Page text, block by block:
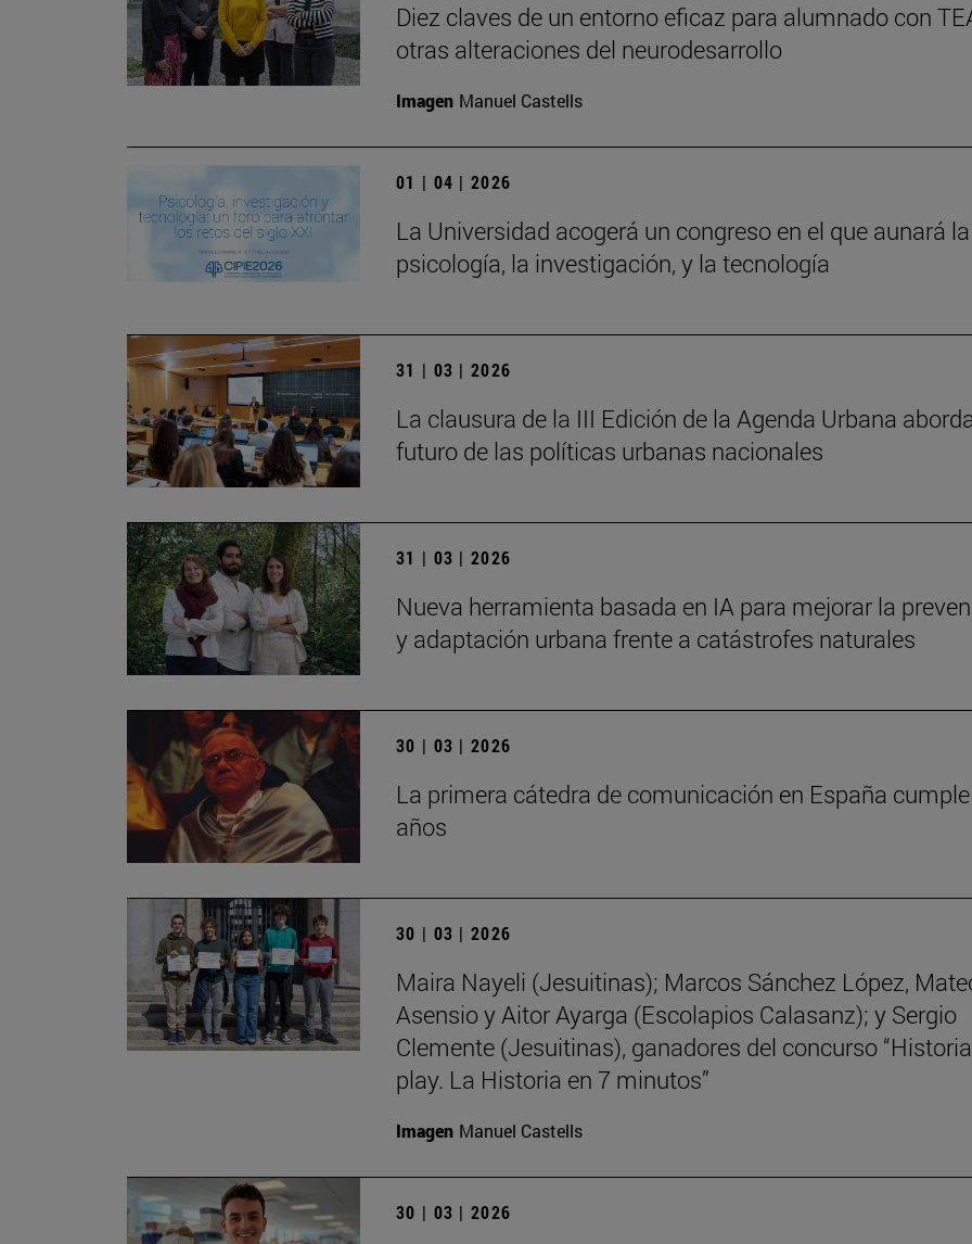
Diez claves de un entorno eficaz para alumnado con
otras alteraciones del neurodesarrollo
Imagen Manuel Castells
01 | 04 | 2026
La Universidad acogerá un congreso en el que aunará la
psicología, la investigación, y la tecnología
31 | 03 | 2026
La clausura de la III Edición de la Agenda Urbana
futuro de las políticas urbanas nacionales
31 | 03 | 2026
Nueva herramienta basada en IA para mejorar la
y adaptación urbana frente a catástrofes naturales
30 | 03 | 2026
La primera cátedra de comunicación en España
años
30 | 03 | 2026
Maira Nayeli (Jesuitinas); Marcos Sánchez López,
Asensio y Aitor Ayarga (Escolapios Calasanz); y Sergio
Clemente (Jesuitinas), ganadores del concurso “Historia
play. La Historia en 7 minutos”
Imagen Manuel Castells
30 | 03 | 2026